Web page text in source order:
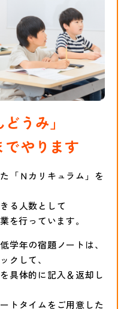
うみ」
やります
「Ｎカリキュラム」を
る人数として
を行っています。
学年の宿題ノートは、
クして、
具体的に記入＆返却し
トタイムをご用意した